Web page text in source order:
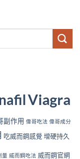
Viagra
副作用 偉哥吃法 偉哥成分
吃威而鋼感覺 增硬持久
量 威而鋼吃法 威而鋼官網